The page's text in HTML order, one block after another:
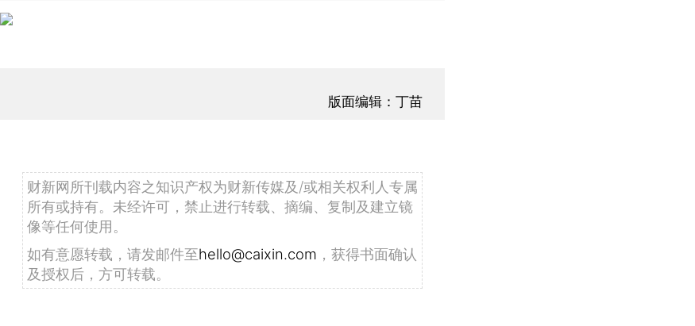
版面编辑：丁苗
财新网所刊载内容之知识产权为财新传媒及/或相关权利人专属
所有或持有。未经许可，禁止进行转载、摘编、复制及建立镜
像等任何使用。
如有意愿转载，请发邮件至hello@caixin.com ，获得书面确认
及授权后，方可转载。